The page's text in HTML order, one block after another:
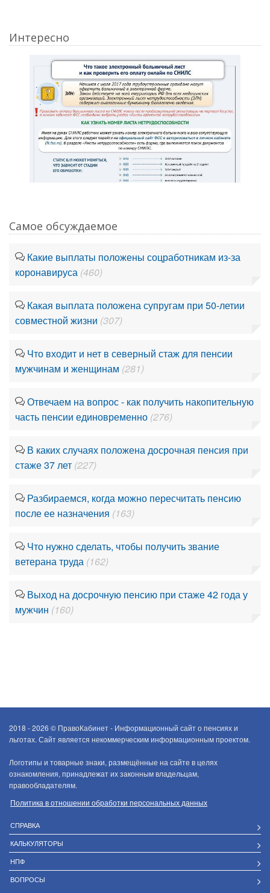
Интересно
Самое обсуждаемое
Какие выплаты положены соцработникам из-за
коронавируса (460)
Какая выплата положена супругам при 50-летии
совместной жизни (307)
Что входит и нет в северный стаж для пенсии
мужчинам и женщинам (281)
Отвечаем на вопрос - как получить накопительную
часть пенсии единовременно (276)
В каких случаях положена досрочная пенсия при
стаже 37 лет (227)
Разбираемся, когда можно пересчитать пенсию
после ее назначения (163)
Что нужно сделать, чтобы получить звание
ветерана труда (162)
Выход на досрочную пенсию при стаже 42 года у
мужчин (160)
2018 - 2026 © ПравоКабинет - Информационный сайт о пенсиях и
льготах. Сайт является некоммерческим информационным проектом.
Логотипы и товарные знаки, размещённые на сайте в целях
ознакомления, принадлежат их законным владельцам,
правообладателям.
Политика в отношении обработки персональных данных
СПРАВКА
КАЛЬКУЛЯТОРЫ
НПФ
ВОПРОСЫ